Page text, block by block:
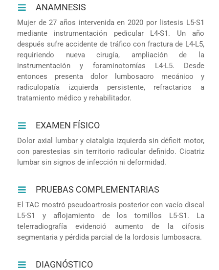
ANAMNESIS
Mujer de 27 años intervenida en 2020 por listesis L5-S1
mediante instrumentación pedicular L4-S1. Un año
después sufre accidente de tráfico con fractura de L4-L5,
requiriendo nueva cirugía, ampliación de la
instrumentación y foraminotomías L4-L5. Desde
entonces presenta dolor lumbosacro mecánico y
radiculopatía izquierda persistente, refractarios a
tratamiento médico y rehabilitador.
EXAMEN FÍSICO
Dolor axial lumbar y ciatalgia izquierda sin déficit motor,
con parestesias sin territorio radicular definido. Cicatriz
lumbar sin signos de infección ni deformidad.
PRUEBAS COMPLEMENTARIAS
El TAC mostró pseudoartrosis posterior con vacío discal
L5-S1 y aflojamiento de los tornillos L5-S1. La
telerradiografía evidenció aumento de la cifosis
segmentaria y pérdida parcial de la lordosis lumbosacra.
DIAGNÓSTICO